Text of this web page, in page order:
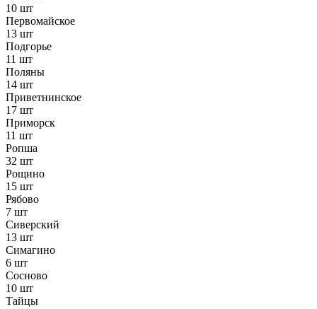
10 шт
Первомайское
13 шт
Подгорье
11 шт
Поляны
14 шт
Приветнинское
17 шт
Приморск
11 шт
Ропша
32 шт
Рощино
15 шт
Рябово
7 шт
Сиверский
13 шт
Симагино
6 шт
Сосново
10 шт
Тайцы